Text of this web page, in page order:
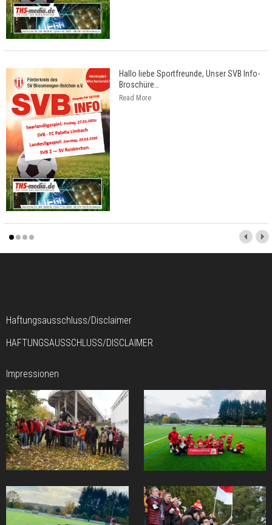
Hallo liebe Sportfreunde, Unser SVB Info-
Broschüre…
Read More
Haftungsausschluss/Disclaimer
HAFTUNGSAUSSCHLUSS/DISCLAIMER
Impressionen